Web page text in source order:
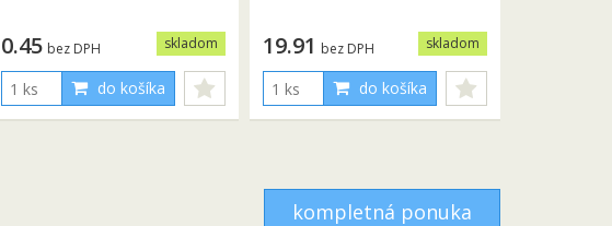
skladom
0.45 bez DPH
do košíka
skladom
19.91 bez DPH
do košíka
kompletná ponuka